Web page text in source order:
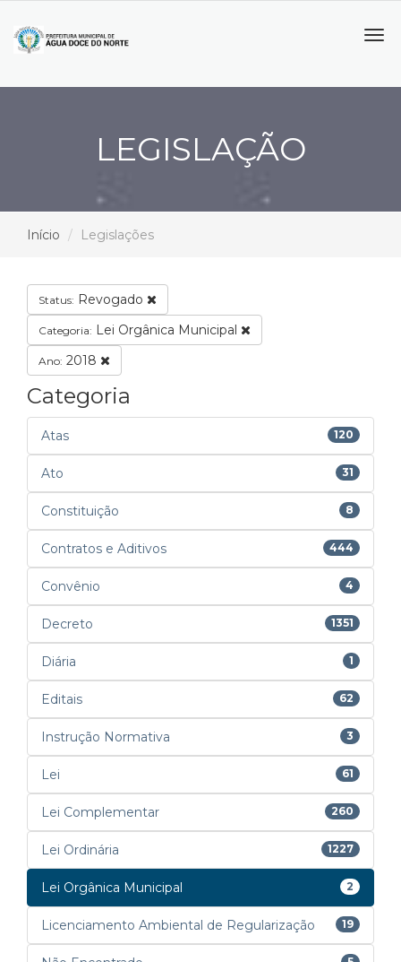
LEGISLAÇÃO
Início Legislações
Status: Revogado
Categoria: Lei Orgânica Municipal
Ano: 2018
Categoria
Atas 120
Ato 31
Constituição 8
Contratos e Aditivos 444
Convênio 4
Decreto 1351
Diária 1
Editais 62
Instrução Normativa 3
Lei 61
Lei Complementar 260
Lei Ordinária 1227
Lei Orgânica Municipal 2
Licenciamento Ambiental de Regularização 19